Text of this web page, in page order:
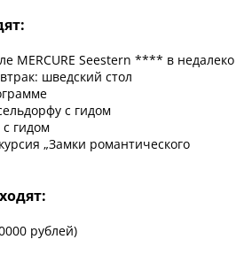
MERCURE Seestern **** в недалеко
шведский стол
с гидом
гидом
„Замки романтического
рублей)